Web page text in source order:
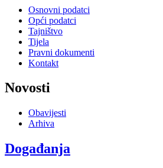
Osnovni podatci
Opći podatci
Tajništvo
Tijela
Pravni dokumenti
Kontakt
Novosti
Obavijesti
Arhiva
Događanja